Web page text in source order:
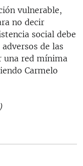
vulnerable,
no decir
social debe
de las
una red mínima
Carmelo